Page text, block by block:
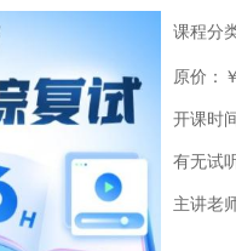
课程分
原价：
开课时
有无试
主讲老